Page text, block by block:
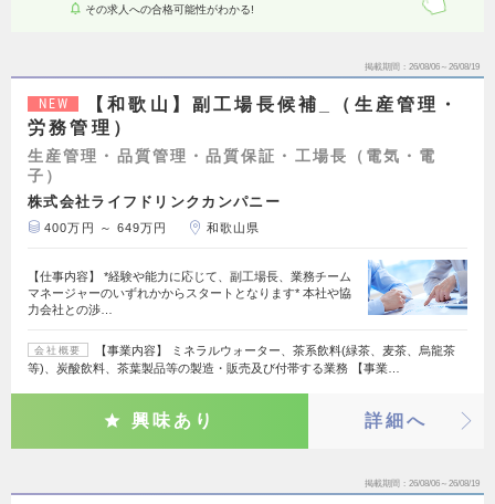
その求人への合格可能性がわかる!
掲載期間 26/08/06～26/08/19
NEW
【和歌山】副工場長候補_（生産管理・
労務管理）
生産管理・品質管理・品質保証・工場長（電気・電
子）
株式会社ライフドリンクカンパニー
400万円 ～ 649万円 和歌山県
【仕事内容】 *経験や能力に応じて、副工場長、業務チーム
マネージャーのいずれかからスタートとなります* 本社や協
力会社との渉…
会社概要
【事業内容】 ミネラルウォーター、茶系飲料(緑茶、麦茶、烏龍茶
等)、炭酸飲料、茶葉製品等の製造・販売及び付帯する業務 【事業…
興味あり 詳細へ
掲載期間 26/08/06～26/08/19